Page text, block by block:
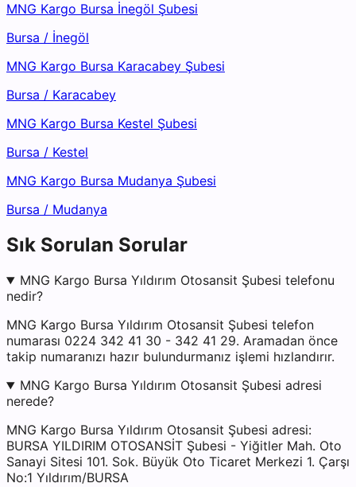
MNG Kargo Bursa İnegöl Şubesi
Bursa / İnegöl
MNG Kargo Bursa Karacabey Şubesi
Bursa / Karacabey
MNG Kargo Bursa Kestel Şubesi
Bursa / Kestel
MNG Kargo Bursa Mudanya Şubesi
Bursa / Mudanya
Sık Sorulan Sorular
MNG Kargo Bursa Yıldırım Otosansit Şubesi telefonu
nedir?
MNG Kargo Bursa Yıldırım Otosansit Şubesi telefon
numarası 0224 342 41 30 - 342 41 29. Aramadan önce
takip numaranızı hazır bulundurmanız işlemi hızlandırır.
MNG Kargo Bursa Yıldırım Otosansit Şubesi adresi
nerede?
MNG Kargo Bursa Yıldırım Otosansit Şubesi adresi:
BURSA YILDIRIM OTOSANSİT Şubesi - Yiğitler Mah. Oto
Sanayi Sitesi 101. Sok. Büyük Oto Ticaret Merkezi 1. Çarşı
No:1 Yıldırım/BURSA